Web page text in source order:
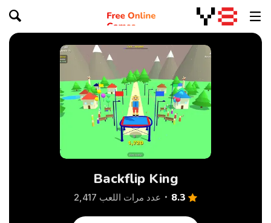
Backflip King
8.3 عدد مرات اللعب 2,417